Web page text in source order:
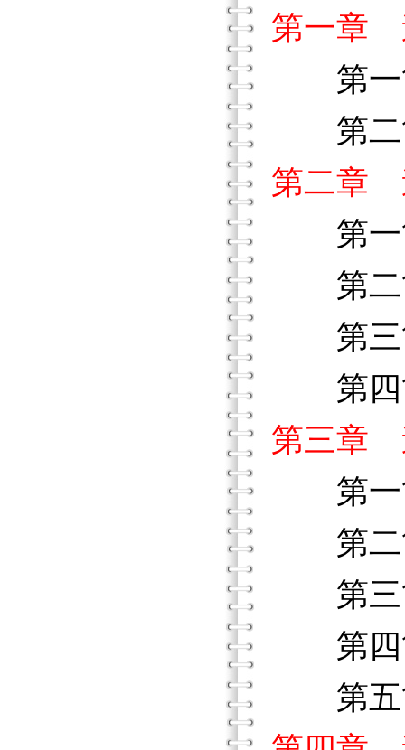
第一章
第一
第二
第二章
第一
第二
第三
第四
第三章
第一
第二
第三
第四
第五